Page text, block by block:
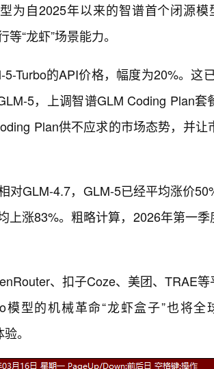
为自2025年以来的智谱首个闭源
“龙虾”场景能力。
5-Turbo的API价格，幅度为20%。
5，上调智谱GLM Coding Plan
Plan供不应求的市场态势，并让
对GLM-4.7，GLM-5已经平均涨价
上涨83%。粗略计算，2026年第一
、扣子Coze、美团、TRAE
模型的机械革命“龙虾盒子”也将
。